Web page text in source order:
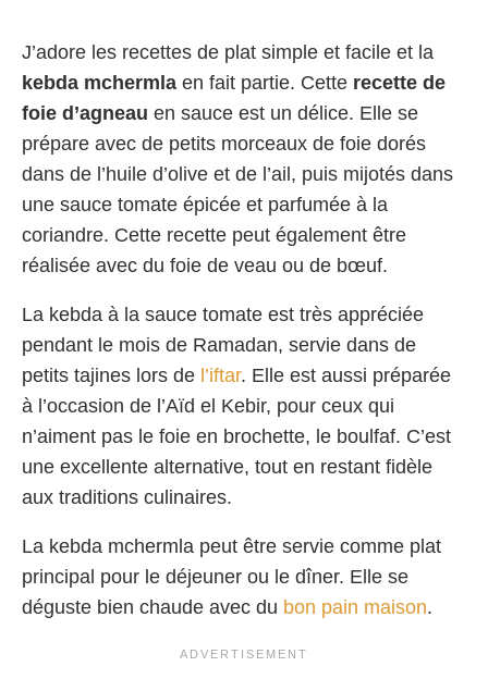
J’adore les recettes de plat simple et facile et la
kebda mchermla en fait partie. Cette recette de
foie d’agneau en sauce est un délice. Elle se
prépare avec de petits morceaux de foie dorés
dans de l’huile d’olive et de l’ail, puis mijotés dans
une sauce tomate épicée et parfumée à la
coriandre. Cette recette peut également être
réalisée avec du foie de veau ou de bœuf.
La kebda à la sauce tomate est très appréciée
pendant le mois de Ramadan, servie dans de
petits tajines lors de l’iftar. Elle est aussi préparée
à l’occasion de l’Aïd el Kebir, pour ceux qui
n’aiment pas le foie en brochette, le boulfaf. C’est
une excellente alternative, tout en restant fidèle
aux traditions culinaires.
La kebda mchermla peut être servie comme plat
principal pour le déjeuner ou le dîner. Elle se
déguste bien chaude avec du bon pain maison.